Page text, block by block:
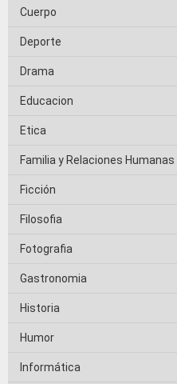
Cuerpo
Deporte
Drama
Educacion
Etica
Familia y Relaciones Humanas
Ficción
Filosofia
Fotografia
Gastronomia
Historia
Humor
Informática